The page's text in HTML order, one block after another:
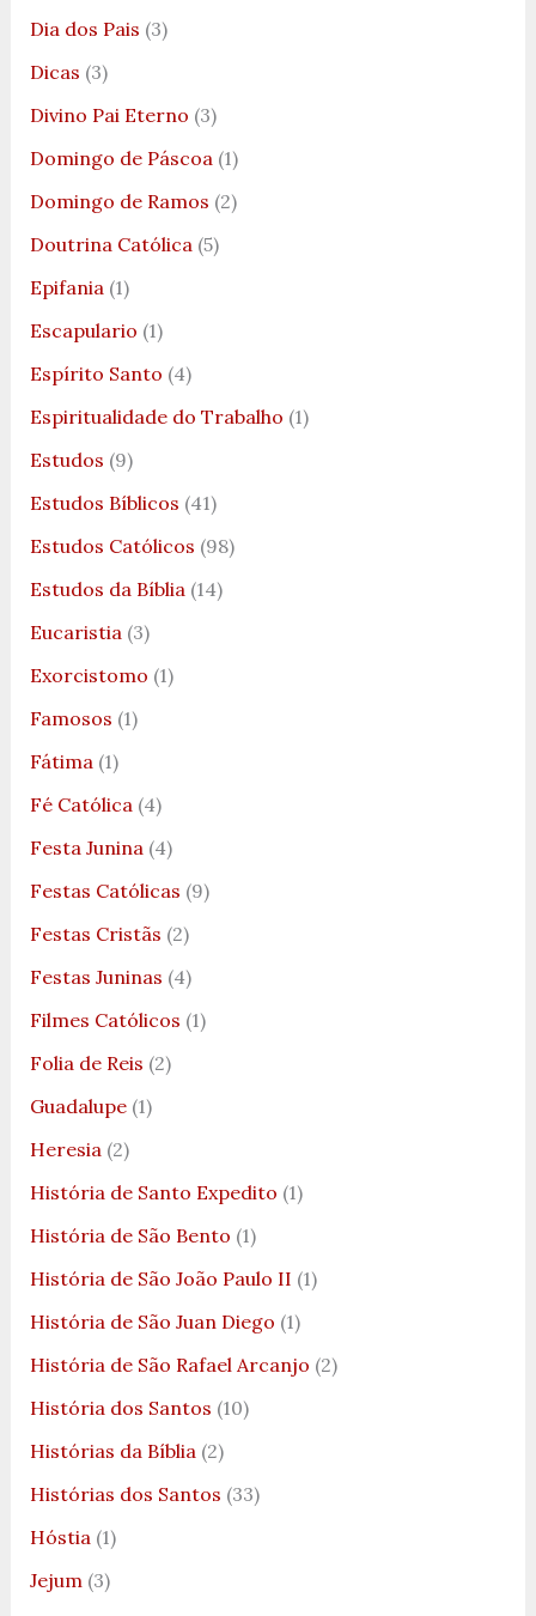
Dia dos Pais (3)
Dicas (3)
Divino Pai Eterno (3)
Domingo de Páscoa(1)
Domingo de Ramos (2)
Doutrina Católica(5)
Epifania(1)
Escapulario (1)
Espírito Santo (4)
Espiritualidade do Trabalho (1)
Estudos (9)
Estudos Bíblicos (41)
Estudos Católicos (98)
Estudos da Bíblia(14)
Eucaristia(3)
Exorcistomo (1)
Famosos (1)
Fátima(1)
Fé Católica(4)
Festa Junina(4)
Festas Católicas (9)
Festas Cristãs (2)
Festas Juninas (4)
Filmes Católicos (1)
Folia de Reis (2)
Guadalupe(1)
Heresia(2)
História de Santo Expedito (1)
História de São Bento (1)
História de São João Paulo II (1)
História de São Juan Diego (1)
História de São Rafael Arcanjo (2)
História dos Santos (10)
Histórias da Bíblia(2)
Histórias dos Santos (33)
Hóstia(1)
Jejum(3)